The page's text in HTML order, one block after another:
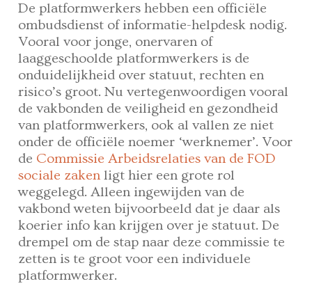
De platformwerkers hebben een officiële
ombudsdienst of informatie-helpdesk nodig.
Vooral voor jonge, onervaren of
laaggeschoolde platformwerkers is de
onduidelijkheid over statuut, rechten en
risico’s groot. Nu vertegenwoordigen vooral
de vakbonden de veiligheid en gezondheid
van platformwerkers, ook al vallen ze niet
onder de officiële noemer ‘werknemer’. Voor
de Commissie Arbeidsrelaties van de FOD
sociale zakenligt hier een grote rol
weggelegd. Alleen ingewijden van de
vakbond weten bijvoorbeeld dat je daar als
koerier info kan krijgen over je statuut. De
drempel om de stap naar deze commissie te
zetten is te groot voor een individuele
platformwerker.